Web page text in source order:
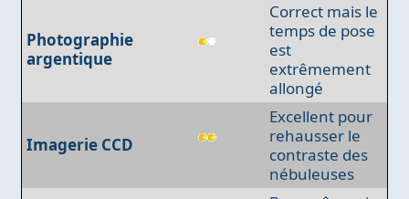
Photographie
argentique
Correct mais le
temps de pose
est
extrêmement
allongé
Imagerie CCD
Excellent pour
rehausser le
contraste des
nébuleuses